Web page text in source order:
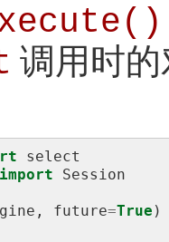
调用时
select
import Session
, future=True )